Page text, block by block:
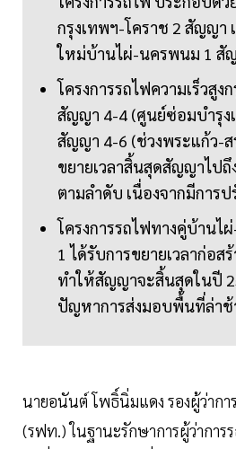
กรุงเทพฯ-โคราช 2 สัญญา
ใหม่บ้านไผ่-นครพนม 1 สั
โครงการรถไฟความเร็วสูง
สัญญา 4-4 (ศูนย์ซ่อมบำรุง
สัญญา 4-6 (ช่วงพระแก้ว-ส
ขยายเวลาสิ้นสุดสัญญาไปถึ
ตามลำดับ เนื่องจากมีการ
โครงการรถไฟทางคู่บ้าน
1 ได้รับการขยายเวลาก่อส
ทำให้สัญญาจะสิ้นสุดในปี
ปัญหาการส่งมอบพื้นที่ล่าช้
นายอนันต์ โพธิ์นิ่มแดง รองผู้ว่าก
(รฟท.) ในฐานะรักษาการผู้ว่าการ